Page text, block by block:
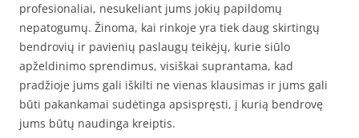
profesionaliai, nesukeliant jums jokių papildomų
nepatogumų. Žinoma, kai rinkoje yra tiek daug skirtingų
bendrovių ir pavienių paslaugų teikėjų, kurie siūlo
apželdinimo sprendimus, visiškai suprantama, kad
pradžioje jums gali iškilti ne vienas klausimas ir jums gali
būti pakankamai sudėtinga apsispręsti, į kurią bendrovę
jums būtų naudinga kreiptis.